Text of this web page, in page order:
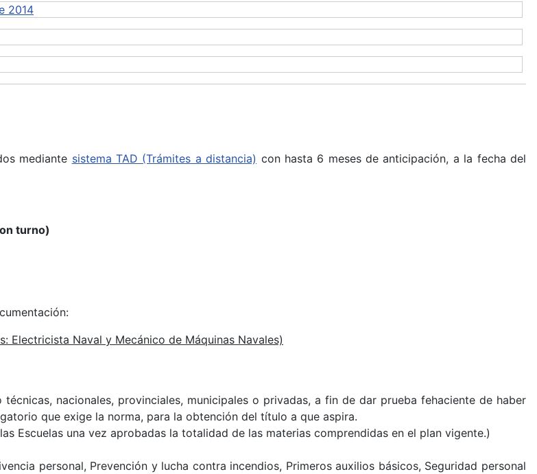
2014
mediante sistema TAD (Trámites a distancia) con hasta 6 meses de anticipación, a la fecha del
turno)
Electricista Naval y Mecánico de Máquinas Navales)
nacionales, provinciales, municipales o privadas, a fin de dar prueba fehaciente de haber
que exige la norma, para la obtención del título a que aspira.
Escuelas una vez aprobadas la totalidad de las materias comprendidas en el plan vigente.)
personal, Prevención y lucha contra incendios, Primeros auxilios básicos, Seguridad personal